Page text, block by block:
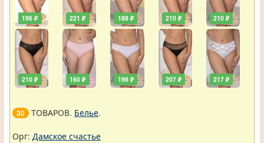
196 ₽
210 ₽
221 ₽
160 ₽
188 ₽
198 ₽
210 ₽
207 ₽
210 ₽
217 ₽
30 ТОВАРОВ. Белье.
Орг: Дамское счастье